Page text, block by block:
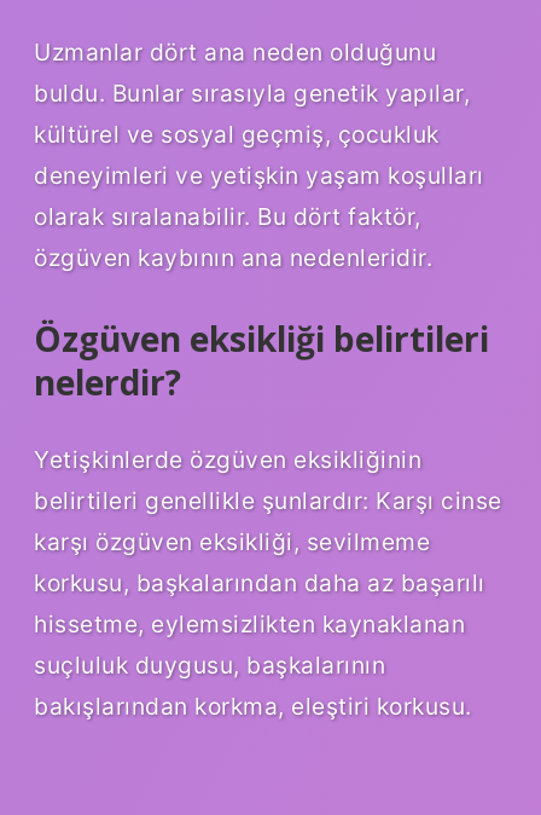
Uzmanlar dört ana neden olduğunu
buldu. Bunlar sırasıyla genetik yapılar,
kültürel ve sosyal geçmiş, çocukluk
deneyimleri ve yetişkin yaşam koşulları
olarak sıralanabilir. Bu dört faktör,
özgüven kaybının ana nedenleridir.
Özgüven eksikliği belirtileri
nelerdir?
Yetişkinlerde özgüven eksikliğinin
belirtileri genellikle şunlardır: Karşı cinse
karşı özgüven eksikliği, sevilmeme
korkusu, başkalarından daha az başarılı
hissetme, eylemsizlikten kaynaklanan
suçluluk duygusu, başkalarının
bakışlarından korkma, eleştiri korkusu.